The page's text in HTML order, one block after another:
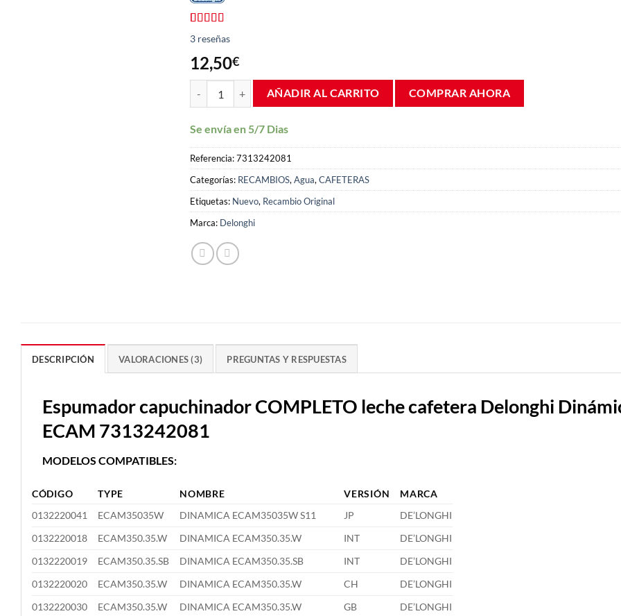
Valorado
con4.67de
5 en base a
3
valoraciones
de clientes
3 reseñas
12,50€
Espumador capuchinador leche cafetera Delonghi Dinámica ECAM 7313242081 cantidad
AÑADIR AL CARRITO COMPRAR AHORA
Se envía en 5/7 Dias
Referencia:7313242081
Categorías: RECAMBIOS,Agua,CAFETERAS
Etiquetas: Nuevo, Recambio Original
Marca: Delonghi
DESCRIPCIÓN VALORACIONES (3) PREGUNTAS Y RESPUESTAS
Espumador capuchinador COMPLETO leche cafetera Delonghi
ECAM 7313242081
MODELOS COMPATIBLES:
CÓDIGO TYPE NOMBRE VERSIÓN
MARCA
0132220041
ECAM35035W DINAMICA ECAM35035W S11 JP
DE’LONGHI
0132220018
ECAM350.35.W DINAMICA ECAM350.35.W INT
DE’LONGHI
0132220019
ECAM350.35.SB DINAMICA ECAM350.35.SB INT
DE’LONGHI
0132220020
ECAM350.35.W DINAMICA ECAM350.35.W CH
DE’LONGHI
0132220030
ECAM350.35.W DINAMICA ECAM350.35.W GB
DE’LONGHI